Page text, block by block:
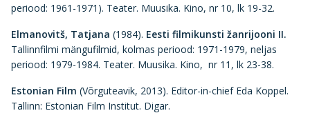
periood: 1961-1971). Teater. Muusika. Kino, nr 10, lk 19-32.
Elmanovitš, Tatjana (1984). Eesti filmikunsti žanrijooni II.
Tallinnfilmi mängufilmid, kolmas periood: 1971-1979, neljas
periood: 1979-1984. Teater. Muusika. Kino, nr 11, lk 23-38.
Estonian Film (Võrguteavik, 2013). Editor-in-chief Eda Koppel.
Tallinn: Estonian Film Institut. Digar.